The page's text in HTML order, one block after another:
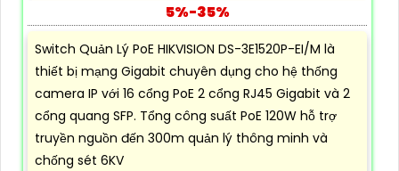
5%-35%
Switch Quản Lý PoE HIKVISION DS-3E1520P-EI/M là
thiết bị mạng Gigabit chuyên dụng cho hệ thống
camera IP với 16 cổng PoE 2 cổng RJ45 Gigabit và 2
cổng quang SFP. Tổng công suất PoE 120W hỗ trợ
truyền nguồn đến 300m quản lý thông minh và
chống sét 6KV